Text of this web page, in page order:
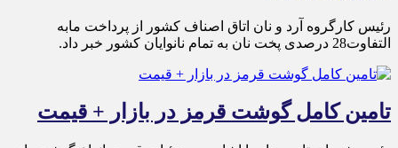
رئیس کارگروه آرد و نان اتاق اصناف کشور از پرداخت مابه
التفاوت28 درصدی پخت نان به تمام نانوایان کشور خبر داد.
تامین کامل گوشت قرمز در بازار + قیمت